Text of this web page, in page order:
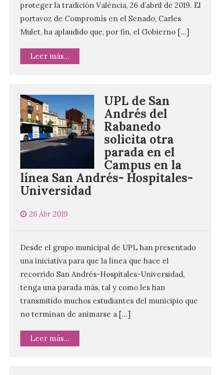
proteger la tradición València, 26 d’abril de 2019. El
portavoz de Compromís en el Senado, Carles
Mulet, ha aplaudido que, por fin, el Gobierno […]
Leer más...
UPL de San
Andrés del
Rabanedo
solicita otra
parada en el
Campus en la
línea San Andrés- Hospitales-
Universidad
26 Abr 2019
Desde el grupo municipal de UPL han presentado
una iniciativa para que la línea que hace el
recorrido San Andrés-Hospitales-Universidad,
tenga una parada más, tal y como les han
transmitido muchos estudiantes del municipio que
no terminan de animarse a […]
Leer más...